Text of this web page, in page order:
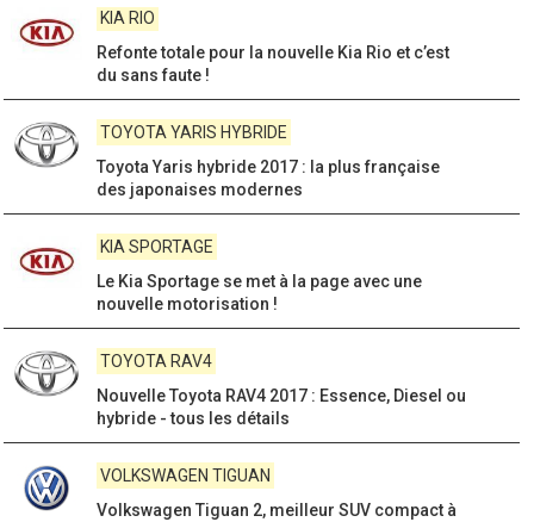
TOYOTA COROLLA
La nouvelle Toyota Corolla, le Best-Seller de la
marque tout rénové - Détails ..
SKODA SUPERB
Skoda Superb 3, un design révolutionnaire de
berline/ break haut de gamme !
KIA CEE'D
La nouvelle Kia Ceed sera au rendez vous au
prochain Salon de Francfort
SKODA CITIGO
Skoda Citigo 2017 : propriétés du modèle mis à
jour et tarifs des versions
SKODA FABIA
Skoda Fabia 3 : le modèle dynamique à